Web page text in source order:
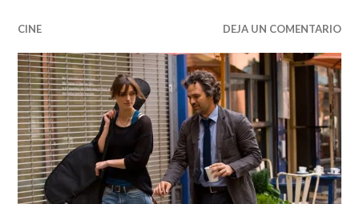
CINE DEJA UN COMENTARIO